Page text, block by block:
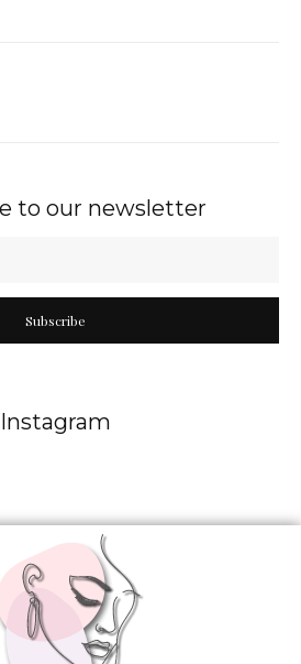
to our newsletter
Subscribe
Instagram